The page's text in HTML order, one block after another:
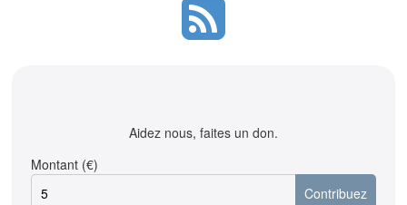
Aidez nous, faites un don.
Montant (€)